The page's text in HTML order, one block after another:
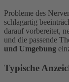
Probleme des
schlagartig
darauf vorbereitet,
und die passende
und Umgebung
Typische